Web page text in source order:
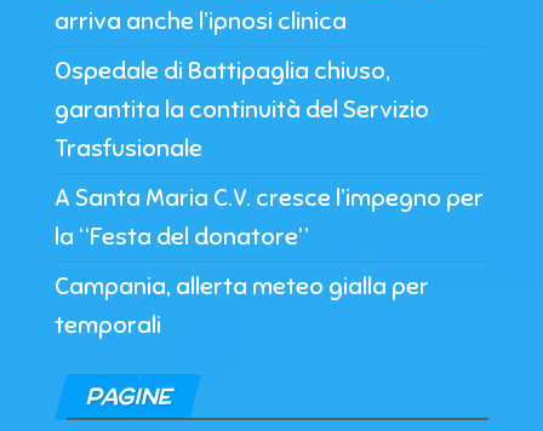
arriva anche l’ipnosi clinica
Ospedale di Battipaglia chiuso,
garantita la continuità del Servizio
Trasfusionale
A Santa Maria C.V. cresce l’impegno per
la “Festa del donatore”
Campania, allerta meteo gialla per
temporali
PAGINE